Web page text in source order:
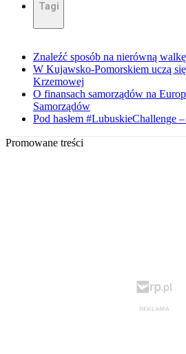
Tagi
Znaleźć sposób na nierówną
W Kujawsko-Pomorskiem uczą
Krzemowej
O finansach samorządów na
Samorządów
Pod hasłem #LubuskieChallenge
Promowane treści